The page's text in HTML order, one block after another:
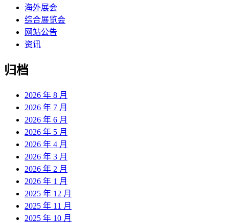
海外展会
综合展览会
网站公告
资讯
归档
2026 年 8 月
2026 年 7 月
2026 年 6 月
2026 年 5 月
2026 年 4 月
2026 年 3 月
2026 年 2 月
2026 年 1 月
2025 年 12 月
2025 年 11 月
2025 年 10 月